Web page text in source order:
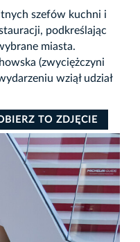
szefów kuchni i
podkreślając
miasta.
(zwyciężczyni
wziął udział
TO ZDJĘCIE